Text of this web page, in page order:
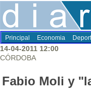
Principal Economia
14-04-2011 12:00
CÓRDOBA
Fabio Moli y